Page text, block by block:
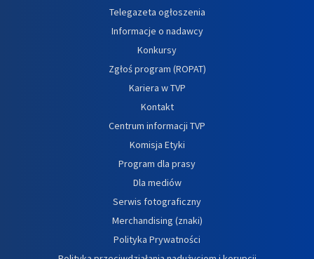
Telegazeta ogłoszenia
Informacje o nadawcy
Konkursy
Zgłoś program (ROPAT)
Kariera w TVP
Kontakt
Centrum informacji TVP
Komisja Etyki
Program dla prasy
Dla mediów
Serwis fotograficzny
Merchandising (znaki)
Polityka Prywatności